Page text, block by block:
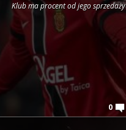
Klub ma procent od jego sprzedaży
0